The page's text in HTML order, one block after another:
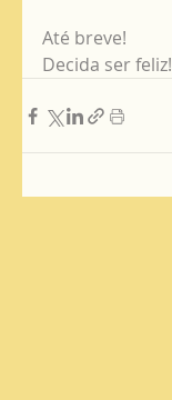
Até breve!
Decida ser feliz!